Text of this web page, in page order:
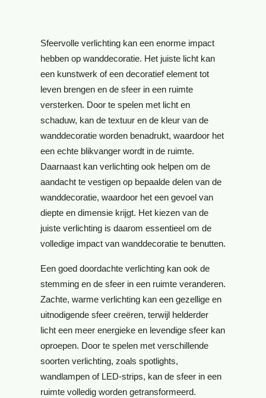
Sfeervolle verlichting kan een enorme impact
hebben op wanddecoratie. Het juiste licht kan
een kunstwerk of een decoratief element tot
leven brengen en de sfeer in een ruimte
versterken. Door te spelen met licht en
schaduw, kan de textuur en de kleur van de
wanddecoratie worden benadrukt, waardoor het
een echte blikvanger wordt in de ruimte.
Daarnaast kan verlichting ook helpen om de
aandacht te vestigen op bepaalde delen van de
wanddecoratie, waardoor het een gevoel van
diepte en dimensie krijgt. Het kiezen van de
juiste verlichting is daarom essentieel om de
volledige impact van wanddecoratie te benutten.
Een goed doordachte verlichting kan ook de
stemming en de sfeer in een ruimte veranderen.
Zachte, warme verlichting kan een gezellige en
uitnodigende sfeer creëren, terwijl helderder
licht een meer energieke en levendige sfeer kan
oproepen. Door te spelen met verschillende
soorten verlichting, zoals spotlights,
wandlampen of LED-strips, kan de sfeer in een
ruimte volledig worden getransformeerd.